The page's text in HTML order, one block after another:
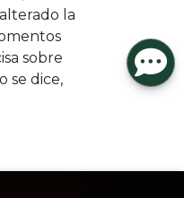
la
sobre
se dice,